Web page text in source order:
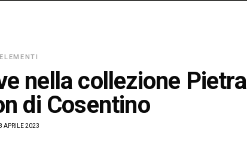
ELEMENTI
nella collezione Pietra
di Cosentino
APRILE 2023